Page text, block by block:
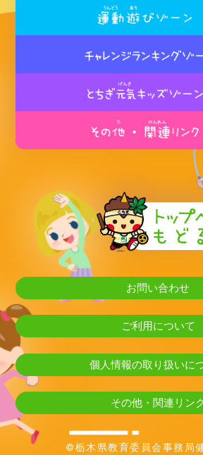
お問い合わせ
ご利用について
個人情報の取り扱いに
その他・関連リン
©栃木県教育委員会事務局